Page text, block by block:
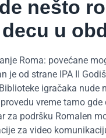
nešto
u
Roma: povećane
je od strane IPA II
igračaka
vreme tamo
za podršku Romalen
za video